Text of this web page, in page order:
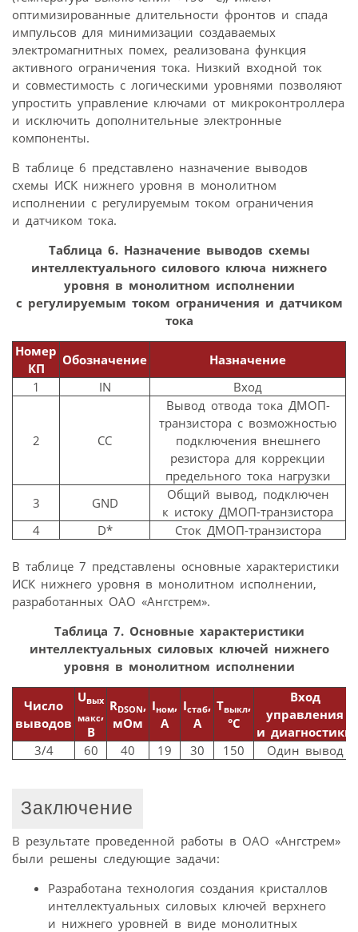
оптимизированные длительности фронтов и спада
импульсов для минимизации создаваемых
электромагнитных помех, реализована функция
активного ограничения тока. Низкий входной ток
и совместимость с логическими уровнями позволяют
упростить управление ключами от микроконтроллера
и исключить дополнительные электронные
компоненты.
В таблице 6 представлено назначение выводов
схемы ИСК нижнего уровня в монолитном
исполнении с регулируемым током ограничения
и датчиком тока.
Таблица 6. Назначение выводов схемы
интеллектуального силового ключа нижнего
уровня в монолитном исполнении
с регулируемым током ограничения и датчиком
тока
Номер
КП
Обозначение
Назначение
1
IN Вход
2 CC
Вывод отвода тока ДМОП-
транзистора с возможностью
подключения внешнего
резистора для коррекции
предельного тока нагрузки
3
GND
Общий вывод, подключен
к истоку ДМОП-транзистора
4
D* Сток ДМОП-транзистора
В таблице 7 представлены основные характеристики
ИСК нижнего уровня в монолитном исполнении,
разработанных ОАО «Ангстрем».
Таблица 7. Основные характеристики
интеллектуальных силовых ключей нижнего
уровня в монолитном исполнении
Число
выводов
Uвых
макс,
В
RDSON,
мОм
Iном,
A
Iстаб,
A
Tвыкл,
°С
Вход
управления
и диагностики
3/4
60 40 19 30 150 Один вывод
Заключение
В результате проведенной работы в ОАО «Ангстрем»
были решены следующие задачи:
Разработана технология создания кристаллов
интеллектуальных силовых ключей верхнего
и нижнего уровней в виде монолитных